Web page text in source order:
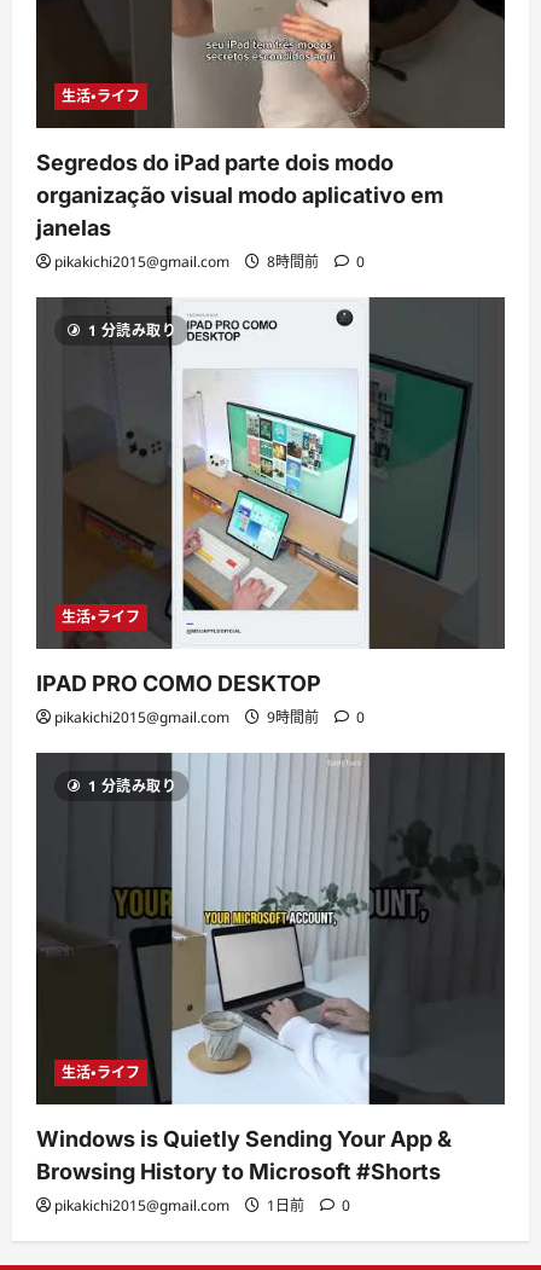
生活・ライフ
Segredos do iPad parte dois modo
organização visual modo aplicativo em
janelas
pikakichi2015@gmail.com 8時間前 0
1 分読み取り
生活・ライフ
IPAD PRO COMO DESKTOP
pikakichi2015@gmail.com 9時間前 0
1 分読み取り
生活・ライフ
Windows is Quietly Sending Your App &
Browsing History to Microsoft #Shorts
pikakichi2015@gmail.com 1日前 0